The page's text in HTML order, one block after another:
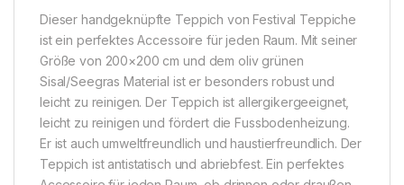
Dieser handgeknüpfte Teppich von Festival Teppiche
ist ein perfektes Accessoire für jeden Raum. Mit seiner
Größe von 200×200 cm und dem oliv grünen
Sisal/Seegras Material ist er besonders robust und
leicht zu reinigen. Der Teppich ist allergikergeeignet,
leicht zu reinigen und fördert die Fussbodenheizung.
Er ist auch umweltfreundlich und haustierfreundlich. Der
Teppich ist antistatisch und abriebfest. Ein perfektes